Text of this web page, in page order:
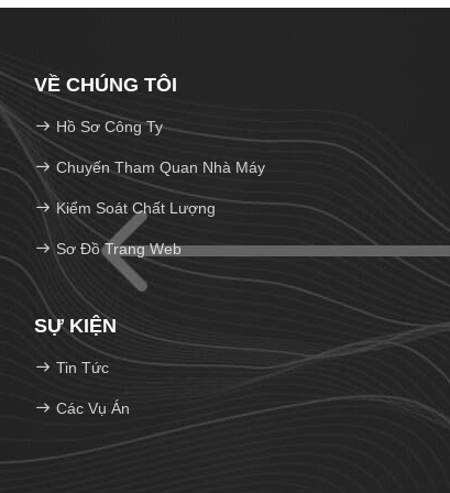
VỀ CHÚNG TÔI
Hồ Sơ Công Ty
Chuyến Tham Quan Nhà Máy
Kiểm Soát Chất Lượng
Sơ Đồ Trang Web
SỰ KIỆN
Tin Tức
Các Vụ Án